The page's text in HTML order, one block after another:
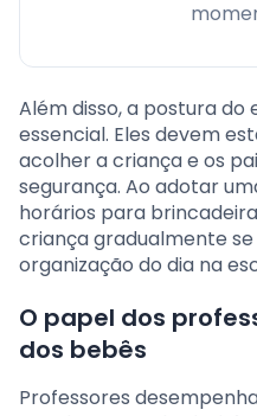
Além disso, a postura do
essencial. Eles devem
acolher a criança e os
segurança. Ao adotar
horários para
criança gradualmente
organização do dia na
O papel dos
dos bebês
Professores